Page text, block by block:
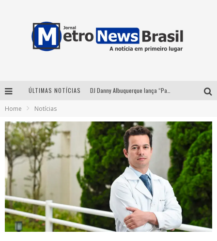
ÚLTIMAS NOTÍCIAS
Modão Mangalarga Marchador reúne Zezé Di Camargo, Clayton & Romário e Bruna Lipiani nesta sexta-feira no Expominas
Home Notícias